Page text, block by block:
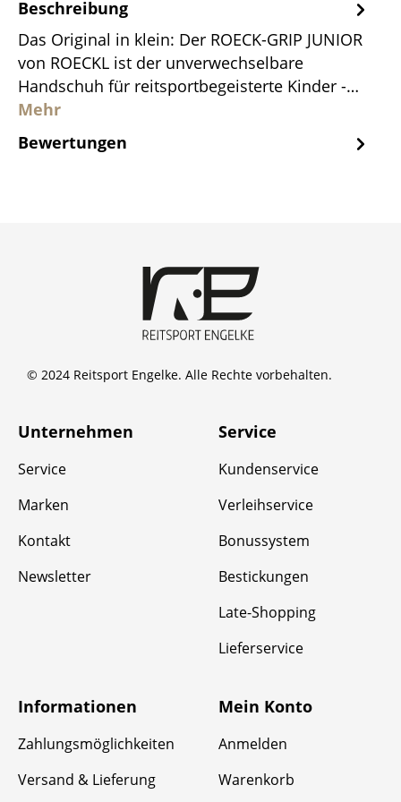
Beschreibung
Das Original in klein: Der ROECK-GRIP JUNIOR
von ROECKL ist der unverwechselbare
Handschuh für reitsportbegeisterte Kinder -…
Mehr
Bewertungen
© 2024 Reitsport Engelke. Alle Rechte vorbehalten.
Unternehmen
Service
Marken
Kontakt
Newsletter
Service
Kundenservice
Verleihservice
Bonussystem
Bestickungen
Late-Shopping
Lieferservice
Informationen
Zahlungsmöglichkeiten
Versand & Lieferung
Mein Konto
Anmelden
Warenkorb